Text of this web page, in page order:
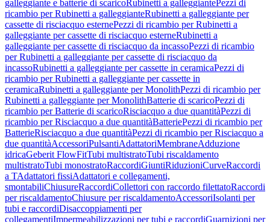
galleggiante e batterie di scaricoRubinetti a galleggiantePezzi di
ricambio per Rubinetti a galleggianteRubinetti a galleggiante per
cassette di risciacquo esternePezzi di ricambio per Rubinetti a
galleggiante per cassette di risciacquo esterneRubinetti a
galleggiante per cassette di risciacquo da incassoPezzi di ricambio
per Rubinetti a galleggiante per cassette di risciacquo da
incassoRubinetti a galleggiante per cassette in ceramicaPezzi di
ricambio per Rubinetti a galleggiante per cassette in
ceramicaRubinetti a galleggiante per MonolithPezzi di ricambio per
Rubinetti a galleggiante per MonolithBatterie di scaricoPezzi di
ricambio per Batterie di scaricoRisciacquo a due quantitàPezzi di
ricambio per Risciacquo a due quantitàBatteriePezzi di ricambio per
BatterieRisciacquo a due quantitàPezzi di ricambio per Risciacquo a
due quantitàAccessoriPulsantiAdattatoriMembraneAdduzione
idricaGeberit FlowFitTubi multistratoTubi riscaldamento
multistratoTubi monostratoRaccordiGiuntiRiduzioniCurveRaccordi
a TAdattatori fissiAdattatori e collegamenti,
smontabiliChiusureRaccordiCollettori con raccordo filettatoRaccordi
per riscaldamentoChiusure per riscaldamentoAccessoriIsolanti per
tubi e raccordiDisaccoppiamenti per
collegamentiImpermeabilizzazioni per tubi e raccordiGuarnizioni per